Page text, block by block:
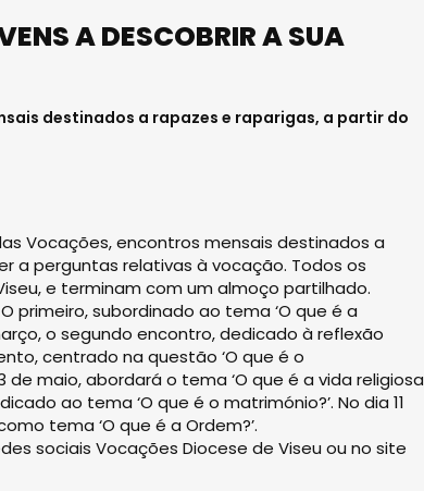
A DESCOBRIR A SUA
destinados a rapazes e raparigas, a partir do
Vocações, encontros mensais destinados a
a perguntas relativas à vocação. Todos os
e terminam com um almoço partilhado.
primeiro, subordinado ao tema ‘O que é a
o segundo encontro, dedicado à reflexão
centrado na questão ‘O que é o
maio, abordará o tema ‘O que é a vida religiosa
ao tema ‘O que é o matrimónio?’. No dia 11
tema ‘O que é a Ordem?’.
sociais Vocações Diocese de Viseu ou no site